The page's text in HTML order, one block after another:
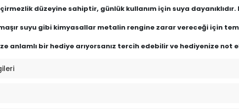
düzeyine sahiptir, günlük kullanım için suya
suyu gibi kimyasallar metalin rengine zarar vereceği için
anlamlı bir hediye arıyorsanız tercih edebilir ve hediyenize not